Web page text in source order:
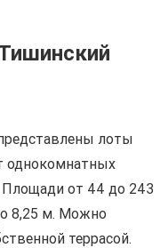
лоты
однокомнатных
Площади от 44 до 243
8,25 м. Можно
террасой.